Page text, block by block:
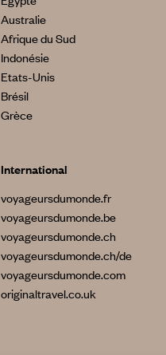
Australie
Afrique du Sud
Indonésie
Etats-Unis
Brésil
Grèce
International
voyageursdumonde.fr
voyageursdumonde.be
voyageursdumonde.ch
voyageursdumonde.ch/de
voyageursdumonde.com
originaltravel.co.uk